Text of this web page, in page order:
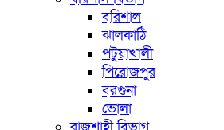
বরিশাল
ঝালকাঠি
পটুয়াখালী
পিরোজপুর
বরগুনা
ভোলা